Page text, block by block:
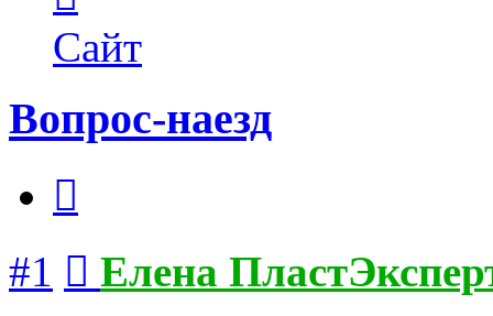
пользователя
Елена
ПластЭксперт
Сайт
Вопрос-наезд
#1
Елена